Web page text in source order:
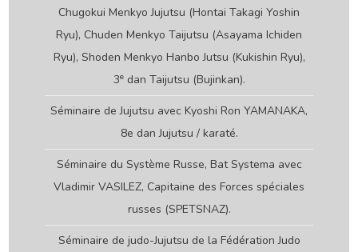
Chugokui Menkyo Jujutsu (Hontai Takagi Yoshin
Ryu), Chuden Menkyo Taijutsu (Asayama Ichiden
Ryu), Shoden Menkyo Hanbo Jutsu (Kukishin Ryu),
3edan Taijutsu (Bujinkan).
Séminaire de Jujutsu avec Kyoshi Ron YAMANAKA,
8e dan Jujutsu / karaté.
Séminaire du Système Russe, Bat Systema avec
Vladimir VASILEZ, Capitaine des Forces spéciales
russes (SPETSNAZ).
Séminaire de judo-Jujutsu de la Fédération Judo